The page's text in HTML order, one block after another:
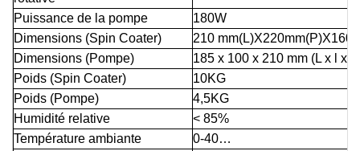
Puissance de la pompe
180W
Dimensions (Spin Coater)
210
Dimensions (Pompe)
185 x 100 x 210 mm (L x l x
Poids (Spin Coater)
10KG
Poids (Pompe)
4,5KG
Humidité relative
< 85%
Température ambiante
0-40…